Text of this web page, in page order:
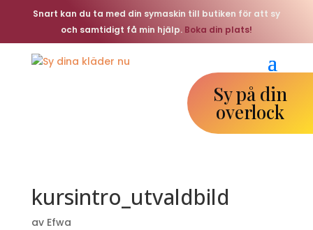
Snart kan du ta med din symaskin till butiken för att sy
och samtidigt få min hjälp. Boka din plats!
Sy på din
overlock
kursintro_utvaldbild
av Efwa